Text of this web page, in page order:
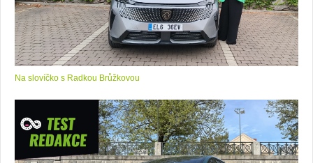
Na slovíčko s Radkou Brůžkovou